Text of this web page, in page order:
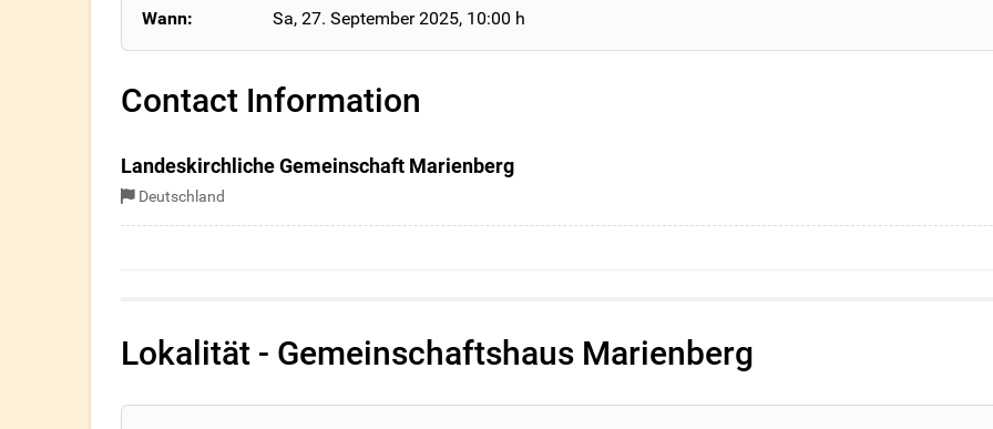
Wann: Sa, 27. September 2025, 10:00 h
Contact Information
Landeskirchliche Gemeinschaft Marienberg
Deutschland
Lokalität - Gemeinschaftshaus Marienberg